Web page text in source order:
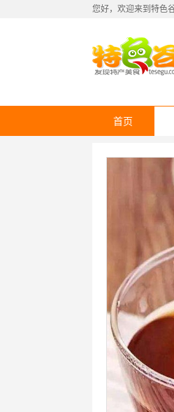
您好，欢迎来到特色
首页